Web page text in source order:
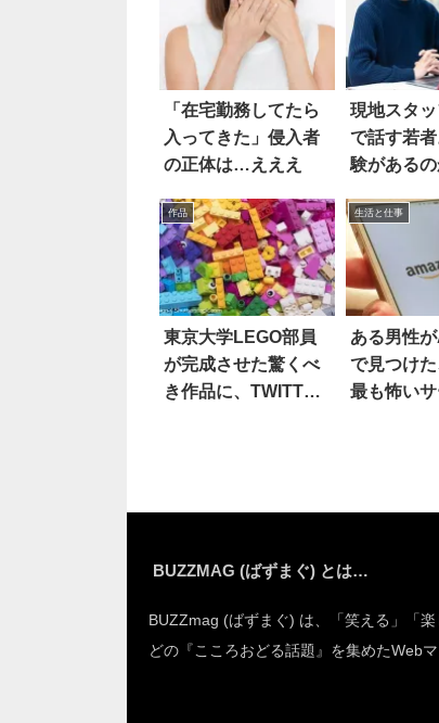
「在宅勤務してたら
入ってきた」侵入者
の正体は…えええ
現地スタ
で話す若
験がある
作品
東京大学LEGO部員
が完成させた驚くべ
き作品に、TWITTER
生活と仕事
ある男性
で見つけ
最も怖い
BUZZMAG (ばずまぐ) とは…
BUZZmag (ばずまぐ) は、「笑える」「
どの『こころおどる話題』を集めたWebマ